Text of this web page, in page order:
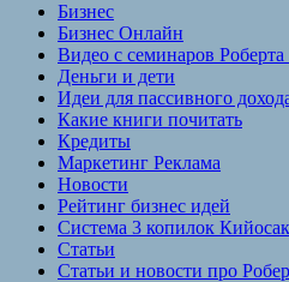
Бизнес
Бизнес Онлайн
Видео с семинаров
Деньги и дети
Идеи для пассивного
Какие книги почитать
Кредиты
Маркетинг Реклама
Новости
Рейтинг бизнес идей
Система 3 копилок
Статьи
Статьи и новости про